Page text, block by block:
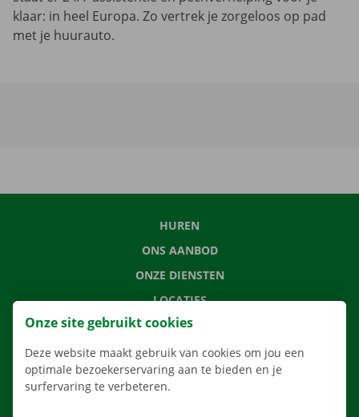
klaar: in heel Europa. Zo vertrek je zorgeloos op pad
met je huurauto.
HUREN
ONS AANBOD
ONZE DIENSTEN
LOCATIES
APP
VERHUISOPLOSSINGEN
Onze site gebruikt cookies
Deze website maakt gebruik van cookies om jou een
optimale bezoekerservaring aan te bieden en je
surfervaring te verbeteren.